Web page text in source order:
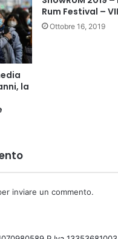
la
Rum Festival –
Ottobre 16, 2019
inviare un commento.